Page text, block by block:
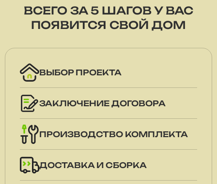
ВСЕГО ЗА 5 ШАГОВ У ВАС
ПОЯВИТСЯ СВОЙ ДОМ
ВЫБОР ПРОЕКТА
ЗАКЛЮЧЕНИЕ ДОГОВОРА
ПРОИЗВОДСТВО КОМПЛЕКТА
ДОСТАВКА И СБОРКА